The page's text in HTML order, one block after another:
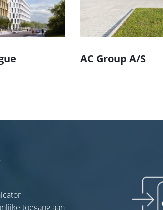
AC Group A/S
toegang aan